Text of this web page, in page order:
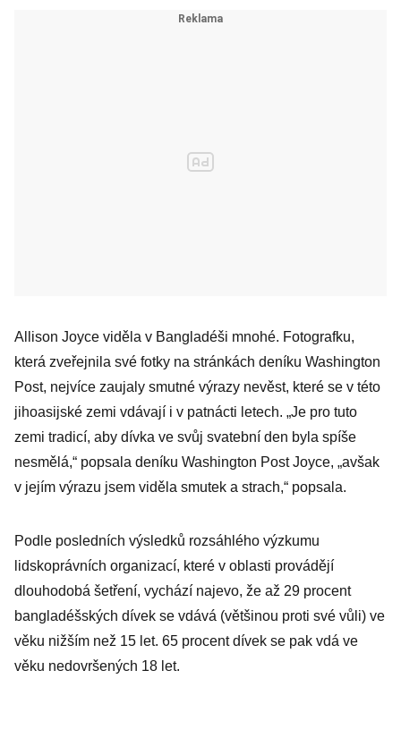
Allison Joyce viděla v Bangladéši mnohé. Fotografku,
která zveřejnila své fotky na stránkách deníku Washington
Post, nejvíce zaujaly smutné výrazy nevěst, které se v této
jihoasijské zemi vdávají i v patnácti letech. „Je pro tuto
zemi tradicí, aby dívka ve svůj svatební den byla spíše
nesmělá,“ popsala deníku Washington Post Joyce, „avšak
v jejím výrazu jsem viděla smutek a strach,“ popsala.
Podle posledních výsledků rozsáhlého výzkumu
lidskoprávních organizací, které v oblasti provádějí
dlouhodobá šetření, vychází najevo, že až 29 procent
bangladéšských dívek se vdává (většinou proti své vůli) ve
věku nižším než 15 let. 65 procent dívek se pak vdá ve
věku nedovršených 18 let.